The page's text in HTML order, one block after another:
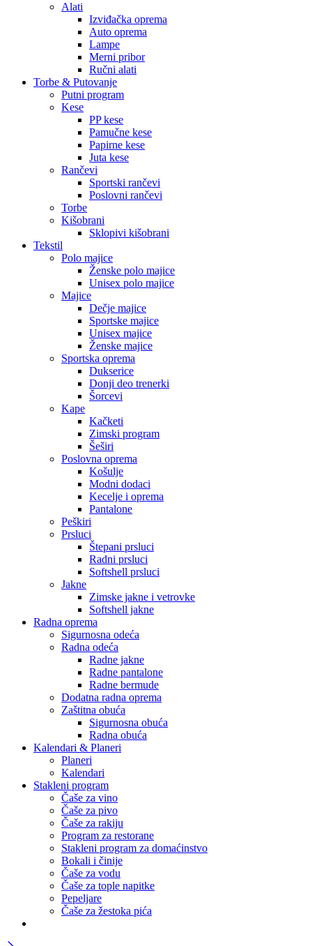
Alati
Izviđačka oprema
Auto oprema
Lampe
Merni pribor
Ručni alati
Torbe & Putovanje
Putni program
Kese
PP kese
Pamučne kese
Papirne kese
Juta kese
Rančevi
Sportski rančevi
Poslovni rančevi
Torbe
Kišobrani
Sklopivi kišobrani
Tekstil
Polo majice
Ženske polo majice
Unisex polo majice
Majice
Dečje majice
Sportske majice
Unisex majice
Ženske majice
Sportska oprema
Dukserice
Donji deo trenerki
Šorcevi
Kape
Kačketi
Zimski program
Šeširi
Poslovna oprema
Košulje
Modni dodaci
Kecelje i oprema
Pantalone
Peškiri
Prsluci
Štepani prsluci
Radni prsluci
Softshell prsluci
Jakne
Zimske jakne i vetrovke
Softshell jakne
Radna oprema
Sigurnosna odeća
Radna odeća
Radne jakne
Radne pantalone
Radne bermude
Dodatna radna oprema
Zaštitna obuća
Sigurnosna obuća
Radna obuća
Kalendari & Planeri
Planeri
Kalendari
Stakleni program
Čaše za vino
Čaše za pivo
Čaše za rakiju
Program za restorane
Stakleni program za domaćinstvo
Bokali i činije
Čaše za vodu
Čaše za tople napitke
Pepeljare
Čaše za žestoka pića